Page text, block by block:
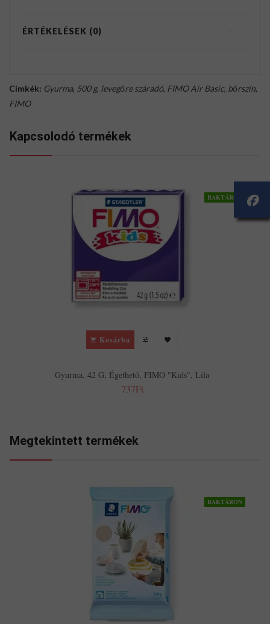
ÉRTÉKELÉSEK (0)
Címkék: Gyurma, 500 g, levegőre száradó, FIMO Air Basic, bőrszín,
FIMO
Kapcsolodó termékek
RAKTÁRON
Kosárba
Gyurma, 42 G, Égethető, FIMO "Kids", Lila
737Ft
Megtekintett termékek
RAKTÁRON